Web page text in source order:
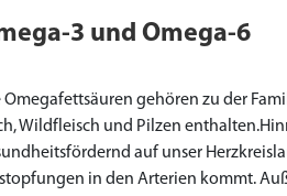
3 und Omega-6
Omegafettsäuren gehören zu der
Wildfleisch und Pilzen
auf unser
in den Arterien kommt.